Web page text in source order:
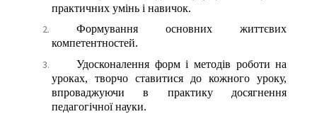
практичних умінь і навичок.
Формування основних життєвих
компетентностей.
Удосконалення форм і методів роботи на
уроках, творчо ставитися до кожного уроку,
впроваджуючи в практику досягнення
педагогічної науки.